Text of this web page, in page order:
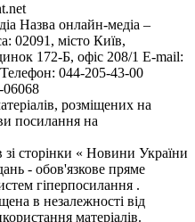
Назва онлайн-медіа –
02091, місто Київ,
172-Б, офіс 208/1 E-mail:
Телефон: 044-205-43-00
06068
розміщених на
посилання на
зі сторінки « Новини України
- обов'язкове пряме
гіперпосилання .
в незалежності від
матеріалів.